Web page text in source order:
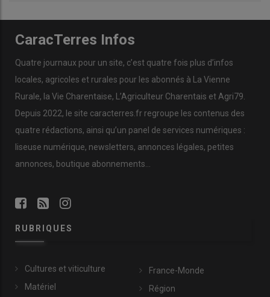
CaracTerres Infos
Quatre journaux pour un site, c’est quatre fois plus d’infos
locales, agricoles et rurales pour les abonnés à La Vienne
Rurale, la Vie Charentaise, L’Agriculteur Charentais et Agri79.
Depuis 2022, le site caracterres.fr regroupe les contenus des
quatre rédactions, ainsi qu’un panel de services numériques :
liseuse numérique, newsletters, annonces légales, petites
annonces, boutique abonnements…
RUBRIQUES
Cultures et viticulture
Matériel
France-Monde
Région